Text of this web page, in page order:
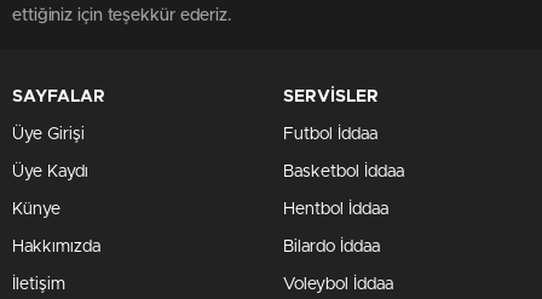
ettiğiniz için teşekkür ederiz.
SAYFALAR
Üye Girişi
Üye Kaydı
Künye
Hakkımızda
İletişim
SERVİSLER
Futbol İddaa
Basketbol İddaa
Hentbol İddaa
Bilardo İddaa
Voleybol İddaa